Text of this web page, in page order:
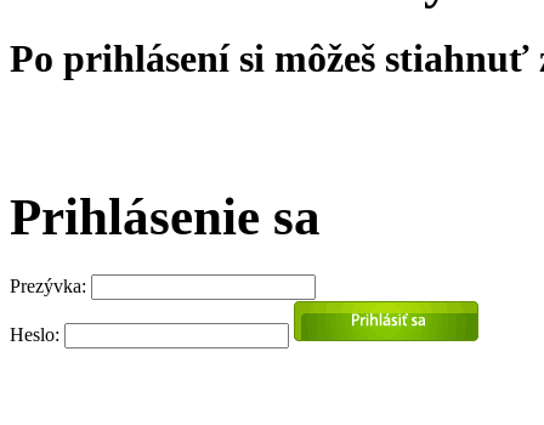
Po prihlásení si môžeš stiahnuť
Prihlásenie sa
Prezývka:
Heslo: